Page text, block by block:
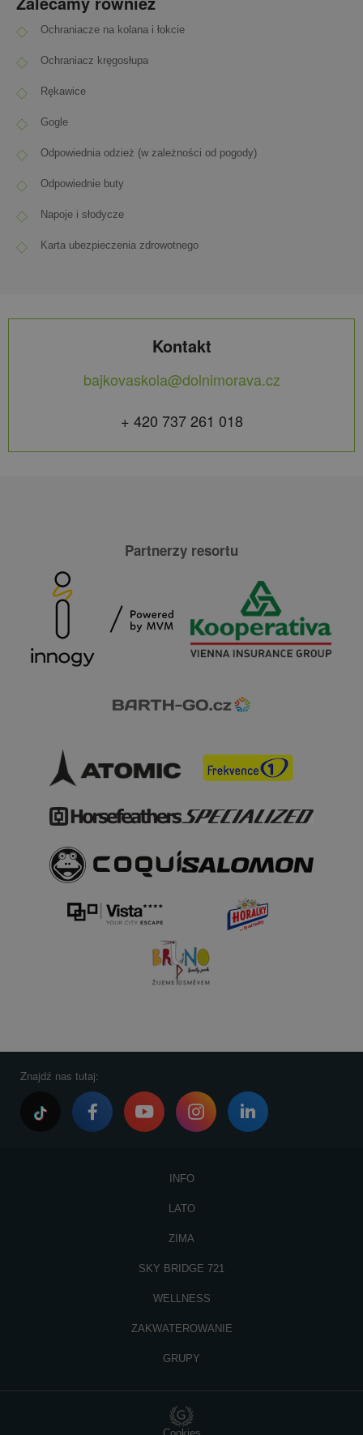
Ochraniacze na kolana i łokcie
Ochraniacz kręgosłupa
Rękawice
Gogle
Odpowiednia odzież (w zależności od pogody)
Odpowiednie buty
Napoje i słodycze
Karta ubezpieczenia zdrowotnego
Kontakt
bajkovaskola@dolnimorava.cz
+ 420 737 261 018
Partnerzy resortu
Znajdź nas tutaj:
INFO
LATO
ZIMA
SKY BRIDGE 721
WELLNESS
ZAKWATEROWANIE
GRUPY